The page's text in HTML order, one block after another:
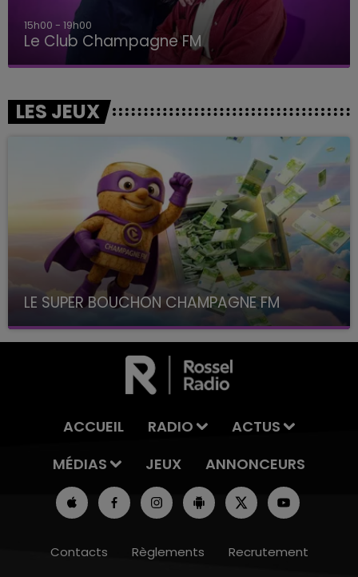
15h00 - 19h00
Le Club Champagne FM
LES JEUX
LE SUPER BOUCHON CHAMPAGNE FM
avec La Famille Champagne FM, à 8H10
ACCUEIL RADIO
ACTUS
MÉDIAS
JEUX ANNONCEURS
Contacts Règlements Recrutement